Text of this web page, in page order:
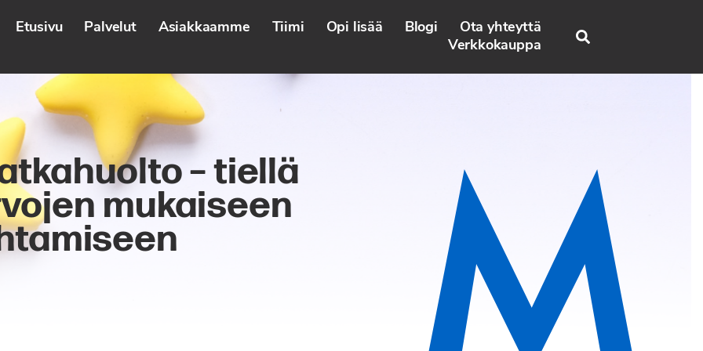
Etusivu Palvelut Asiakkaamme Tiimi Opi lisää Blogi
Ota yhteyttä
Verkkokauppa
Search
– tiellä
mukaiseen